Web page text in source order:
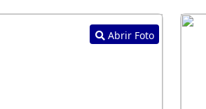
Abrir Foto